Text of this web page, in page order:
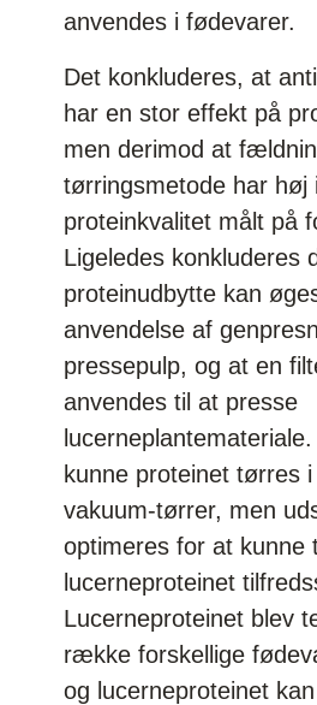
anvendes i fødevarer.
Det konkluderes, at
har en stor effekt på
men derimod at
tørringsmetode har høj
proteinkvalitet målt på
Ligeledes konkluderes
proteinudbytte kan
anvendelse af
pressepulp, og at en
anvendes til at presse
kunne proteinet tørres
vakuum-tørrer, men
optimeres for at kunne
lucerneproteinet
Lucerneproteinet blev
række forskellige
og lucerneproteinet